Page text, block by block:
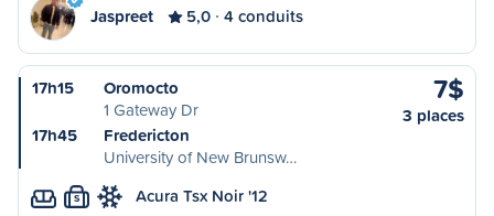
Jaspreet 5,0 4 conduits
17h15
Oromocto
1 Gateway Dr
17h45
Fredericton
University of New Brunsw…
7$
3 places
S Acura Tsx Noir '12